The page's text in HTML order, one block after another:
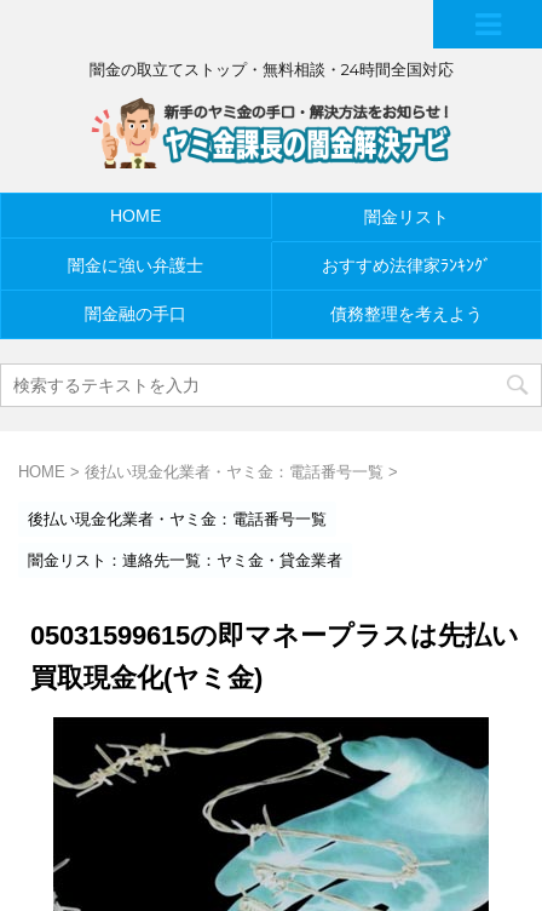
闇金の取立てストップ・無料相談・24時間全国対応
HOME 闇金リスト
闇金に強い弁護士 おすすめ法律家ﾗﾝｷﾝｸﾞ
闇金融の手口 債務整理を考えよう
HOME > 後払い現金化業者・ヤミ金：電話番号一覧 >
後払い現金化業者・ヤミ金：電話番号一覧
闇金リスト：連絡先一覧：ヤミ金・貸金業者
05031599615の即マネープラスは先払い
買取現金化(ヤミ金)